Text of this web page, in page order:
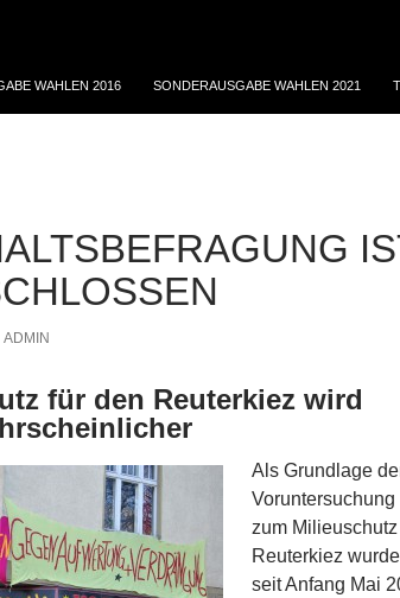
WAHLEN 2016 SONDERAUSGABE WAHLEN 2021
ADMIN
für den Reuterkiez wird
Als Grundlage
Voruntersuchung
zum
Reuterkiez wurde
seit Anfang Mai